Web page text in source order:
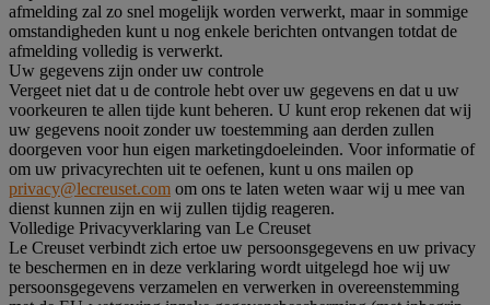
afmelding zal zo snel mogelijk worden verwerkt, maar in sommige
omstandigheden kunt u nog enkele berichten ontvangen totdat de
afmelding volledig is verwerkt.
Uw gegevens zijn onder uw controle
Vergeet niet dat u de controle hebt over uw gegevens en dat u uw
voorkeuren te allen tijde kunt beheren. U kunt erop rekenen dat wij
uw gegevens nooit zonder uw toestemming aan derden zullen
doorgeven voor hun eigen marketingdoeleinden. Voor informatie of
om uw privacyrechten uit te oefenen, kunt u ons mailen op
privacy@lecreuset.com om ons te laten weten waar wij u mee van
dienst kunnen zijn en wij zullen tijdig reageren.
Volledige Privacyverklaring van Le Creuset
Le Creuset verbindt zich ertoe uw persoonsgegevens en uw privacy
te beschermen en in deze verklaring wordt uitgelegd hoe wij uw
persoonsgegevens verzamelen en verwerken in overeenstemming